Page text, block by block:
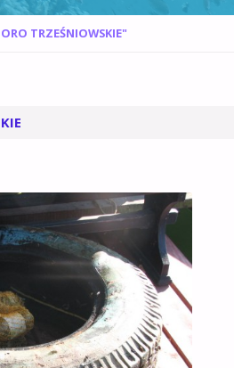
TRZEŚNIOWSKIE"